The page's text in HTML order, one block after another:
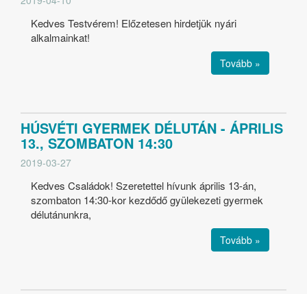
Kedves Testvérem! Előzetesen hirdetjük nyári
alkalmainkat!
Tovább »
HÚSVÉTI GYERMEK DÉLUTÁN - ÁPRILIS
13., SZOMBATON 14:30
2019-03-27
Kedves Családok! Szeretettel hívunk április 13-án,
szombaton 14:30-kor kezdődő gyülekezeti gyermek
délutánunkra,
Tovább »